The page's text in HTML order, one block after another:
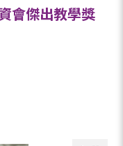
會傑出教學獎